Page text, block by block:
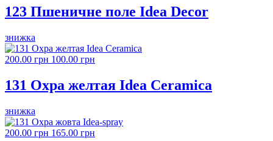
123 Пшеничне поле Idea Decor
знижка
200.00 грн 100.00 грн
131 Охра желтая Idea Ceramica
знижка
200.00 грн 165.00 грн